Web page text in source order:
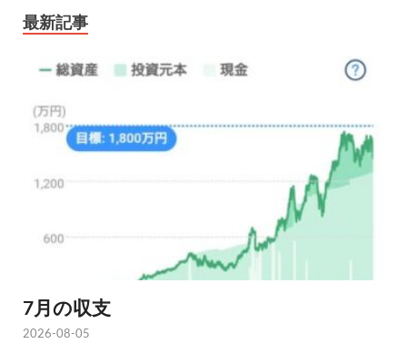
最新記事
7月の収支
2026-08-05